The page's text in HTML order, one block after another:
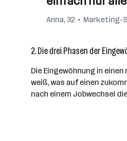
Anna, 32 Marketing-
2. Die drei Phasen der
Die Eingewöhnung in
weiß, was auf einen
nach einem Jobwechsel